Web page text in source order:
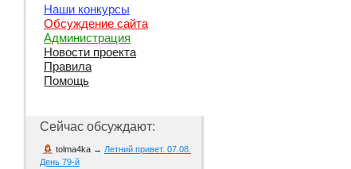
Наши конкурсы
Обсуждение сайта
Администрация
Новости проекта
Правила
Помощь
Сейчас обсуждают:
tolma4ka → Летний привет. 07.08.
День 79-й